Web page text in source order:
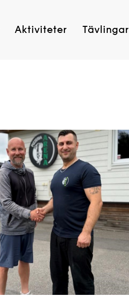
Aktiviteter Tävlingar